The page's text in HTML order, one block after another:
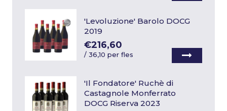
'Levoluzione' Barolo DOCG
2019
€216,60
/36,10 per fles
'Il Fondatore' Ruchè di
Castagnole Monferrato
DOCG Riserva 2023